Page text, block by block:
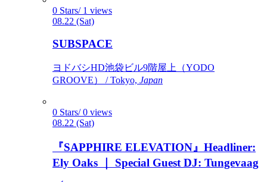
0 Stars/ 1 views
08.22 (Sat)
SUBSPACE
ヨドバシHD池袋ビル9階屋上（YODO
GROOVE） / Tokyo, Japan
0 Stars/ 0 views
08.22 (Sat)
『SAPPHIRE ELEVATION』Headliner:
Ely Oaks ｜ Special Guest DJ: Tungevaag